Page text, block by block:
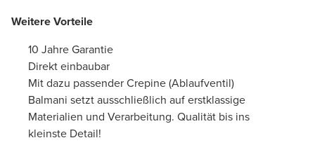
Weitere Vorteile
10 Jahre Garantie
Direkt einbaubar
Mit dazu passender Crepine (Ablaufventil)
Balmani setzt ausschließlich auf erstklassige
Materialien und Verarbeitung. Qualität bis ins
kleinste Detail!